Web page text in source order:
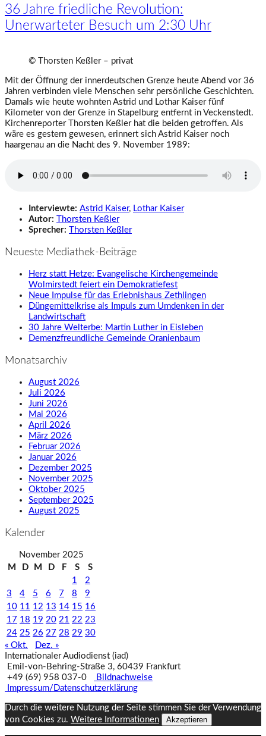
36 Jahre friedliche Revolution:
Unerwarteter Besuch um 2:30 Uhr
© Thorsten Keßler – privat
Mit der Öffnung der innerdeutschen Grenze heute Abend vor 36
Jahren verbinden viele Menschen sehr persönliche Geschichten.
Damals wie heute wohnten Astrid und Lothar Kaiser fünf
Kilometer von der Grenze in Stapelburg entfernt in Veckenstedt.
Kirchenreporter Thorsten Keßler hat die beiden getroffen. Als
wäre es gestern gewesen, erinnert sich Astrid Kaiser noch
haargenau an die Nacht des 9. November 1989:
Interviewte: Astrid Kaiser, Lothar Kaiser
Autor: Thorsten Keßler
Sprecher: Thorsten Keßler
Neueste Mediathek-Beiträge
Herz statt Hetze: Evangelische Kirchengemeinde
Wolmirstedt feiert ein Demokratiefest
Neue Impulse für das Erlebnishaus Zethlingen
Düngemittelkrise als Impuls zum Umdenken in der
Landwirtschaft
30 Jahre Welterbe: Martin Luther in Eisleben
Demenzfreundliche Gemeinde Oranienbaum
Monatsarchiv
August 2026
Juli 2026
Juni 2026
Mai 2026
April 2026
März 2026
Februar 2026
Januar 2026
Dezember 2025
November 2025
Oktober 2025
September 2025
August 2025
Kalender
November 2025
M
D M D F S
S
1
2
3
4 5 6 7 8
9
10 11 12 13 14 15 16
17 18 19 20 21 22 23
24 25 26 27 28 29 30
« Okt.
Dez. »
Internationaler Audiodienst (iad)
Emil‑von‑Behring‑Straße 3, 60439 Frankfurt
+49 (69) 958 037‑0
Bildnachweise
Impressum/Datenschutzerklärung
Durch die weitere Nutzung der Seite stimmen Sie der Verwendung
von Cookies zu. Weitere Informationen Akzeptieren